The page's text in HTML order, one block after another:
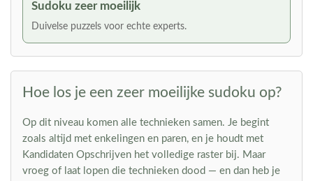
Sudoku zeer moeilijk
Duivelse puzzels voor echte experts.
Hoe los je een zeer moeilijke sudoku op?
Op dit niveau komen alle technieken samen. Je begint
zoals altijd met enkelingen en paren, en je houdt met
Kandidaten Opschrijven het volledige raster bij. Maar
vroeg of laat lopen die technieken dood — en dan heb je